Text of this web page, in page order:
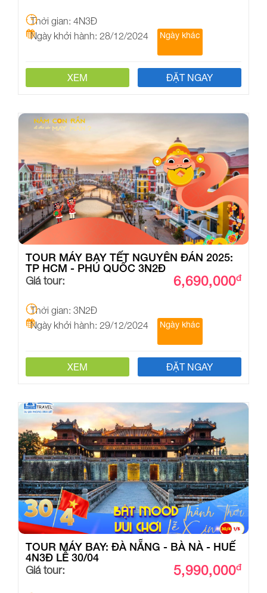
Thời gian: 4N3Đ
Ngày khởi hành: 28/12/2024
Ngày khác
XEM ĐẶT NGAY
TOUR MÁY BAY TẾT NGUYÊN ĐÁN 2025:
TP HCM - PHÚ QUỐC 3N2Đ
Giá tour: 6,690,000đ
Thời gian: 3N2Đ
Ngày khởi hành: 29/12/2024
Ngày khác
XEM ĐẶT NGAY
TOUR MÁY BAY: ĐÀ NẴNG - BÀ NÀ - HUẾ
4N3Đ LỄ 30/04
Giá tour: 5,990,000đ